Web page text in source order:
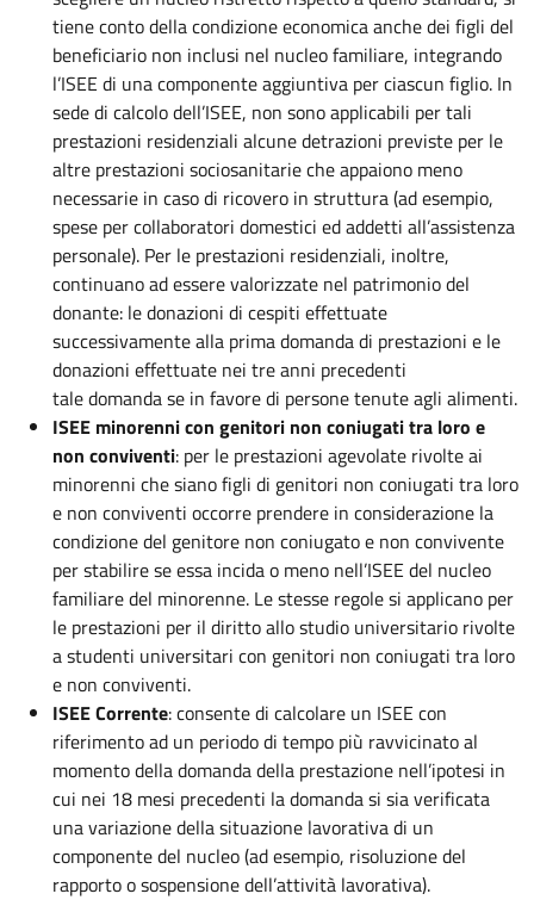
tiene conto della condizione economica anche dei figli del
beneficiario non inclusi nel nucleo familiare, integrando
l’ISEE di una componente aggiuntiva per ciascun figlio. In
sede di calcolo dell’ISEE, non sono applicabili per tali
prestazioni residenziali alcune detrazioni previste per le
altre prestazioni sociosanitarie che appaiono meno
necessarie in caso di ricovero in struttura (ad esempio,
spese per collaboratori domestici ed addetti all’assistenza
personale). Per le prestazioni residenziali, inoltre,
continuano ad essere valorizzate nel patrimonio del
donante: le donazioni di cespiti effettuate
successivamente alla prima domanda di prestazioni e le
donazioni effettuate nei tre anni precedenti
tale domanda se in favore di persone tenute agli alimenti.
ISEE minorenni con genitori non coniugati tra loro e
non conviventi: per le prestazioni agevolate rivolte ai
minorenni che siano figli di genitori non coniugati tra loro
e non conviventi occorre prendere in considerazione la
condizione del genitore non coniugato e non convivente
per stabilire se essa incida o meno nell’ISEE del nucleo
familiare del minorenne. Le stesse regole si applicano per
le prestazioni per il diritto allo studio universitario rivolte
a studenti universitari con genitori non coniugati tra loro
e non conviventi.
ISEE Corrente: consente di calcolare un ISEE con
riferimento ad un periodo di tempo più ravvicinato al
momento della domanda della prestazione nell’ipotesi in
cui nei 18 mesi precedenti la domanda si sia verificata
una variazione della situazione lavorativa di un
componente del nucleo (ad esempio, risoluzione del
rapporto o sospensione dell’attività lavorativa).